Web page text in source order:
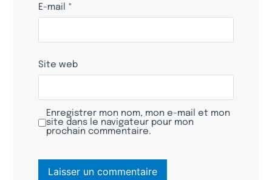
E-mail *
Site web
Enregistrer mon nom, mon e-mail et mon
site dans le navigateur pour mon
prochain commentaire.